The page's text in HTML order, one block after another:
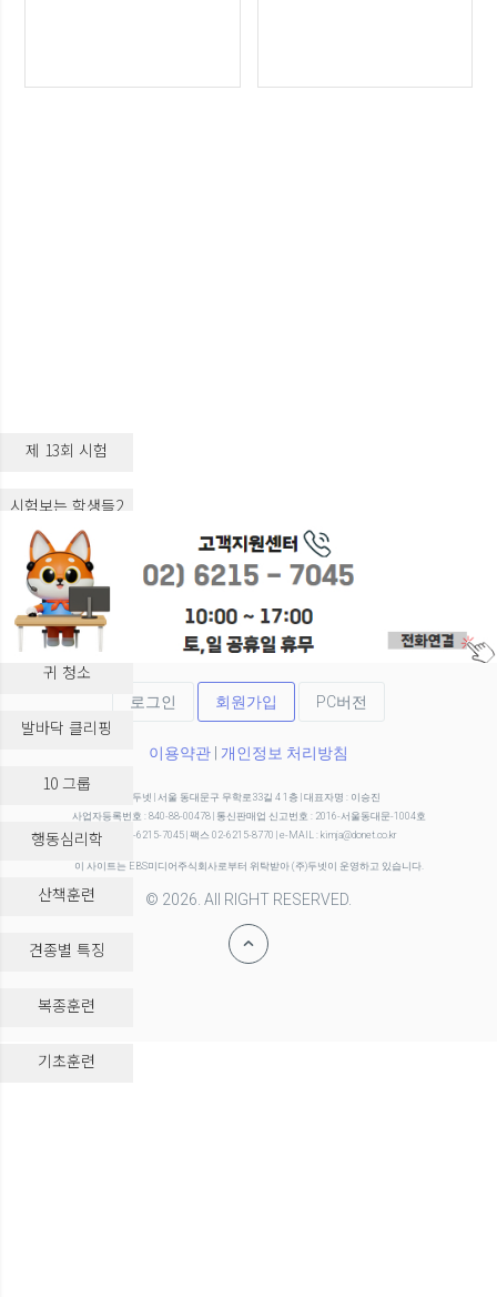
제 13회 시험
시험보는 학생들2
시험보는 학생들3
실습 교육
귀 청소
발바닥 클리핑
10 그룹
행동심리학
산책훈련
견종별 특징
복종훈련
기초훈련
로그인 회원가입 PC버전
이용약관 개인정보 처리방침
(주)두넷 | 서울 동대문구 무학로33길 4 1층 | 대표자명 : 이승진
사업자등록번호 : 840-88-00478 | 통신판매업 신고번호 : 2016-서울동대문-1004호
전화 02-6215-7045 | 팩스 02-6215-8770 | e-MAIL : kimja@donet.co.kr
이 사이트는 EBS미디어주식회사로부터 위탁받아 (주)두넷이 운영하고 있습니다.
© 2026. All RIGHT RESERVED.